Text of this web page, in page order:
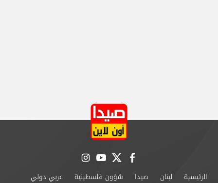
facebook
twitter
youtube
instagram
الرئيسية لبنان صيدا شؤون فلسطينية عربي دولي